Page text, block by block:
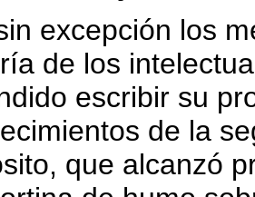
excepción los
de los
escribir su
de la
que alcanzó